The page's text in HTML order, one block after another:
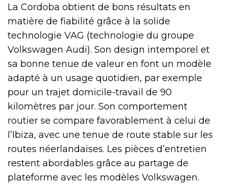
La Cordoba obtient de bons résultats en
matière de fiabilité grâce à la solide
technologie VAG (technologie du groupe
Volkswagen Audi). Son design intemporel et
sa bonne tenue de valeur en font un modèle
adapté à un usage quotidien, par exemple
pour un trajet domicile-travail de 90
kilomètres par jour. Son comportement
routier se compare favorablement à celui de
l’Ibiza, avec une tenue de route stable sur les
routes néerlandaises. Les pièces d’entretien
restent abordables grâce au partage de
plateforme avec les modèles Volkswagen.